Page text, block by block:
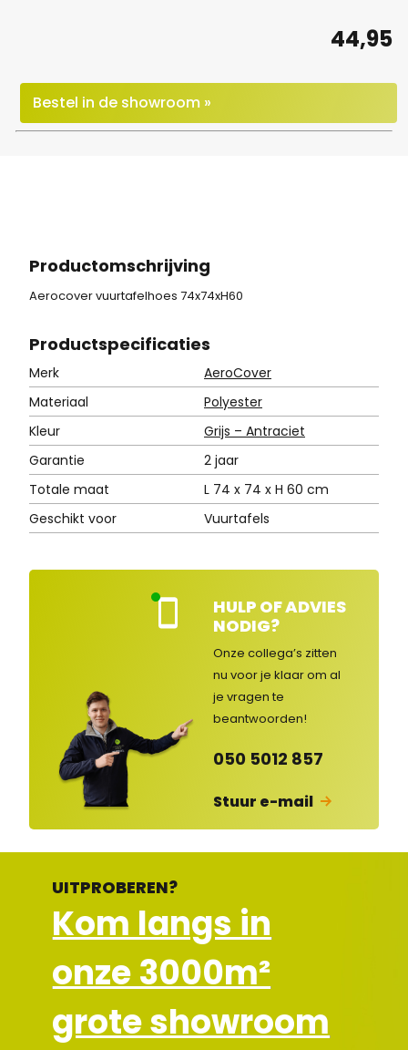
44,95
Bestel in de showroom »
Productomschrijving
Aerocover vuurtafelhoes 74x74xH60
Productspecificaties
Merk
AeroCover
Materiaal
Polyester
Kleur
Grijs – Antraciet
Garantie
2 jaar
Totale maat
L 74 x 74 x H 60 cm
Geschikt voor
Vuurtafels
nte
en
d
HULP OF ADVIES
NODIG?
Onze collega’s zitten
nu voor je klaar om al
je vragen te
beantwoorden!
050 5012 857
Stuur e-mail
UITPROBEREN?
Kom langs in
onze 3000m²
grote showroom